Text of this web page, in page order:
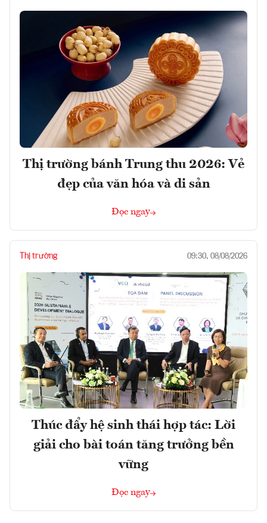
Thị trường bánh Trung thu 2026: Vẻ
đẹp của văn hóa và di sản
Đọc ngay
Thị trường 09:30, 08/08/2026
Thúc đẩy hệ sinh thái hợp tác: Lời
giải cho bài toán tăng trưởng bền
vững
Đọc ngay